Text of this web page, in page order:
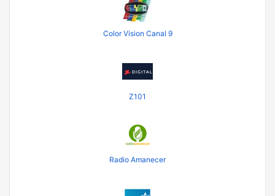
Color Vision Canal 9
Z101
Radio Amanecer